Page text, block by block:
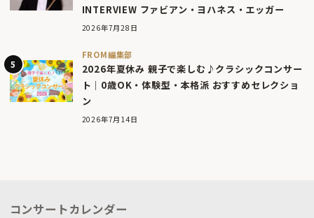
INTERVIEW ファビアン・ヨハネス・エッガー
2026年7月28日
FROM編集部
2026年夏休み 親子で楽しむ♪クラシックコンサー
ト｜0歳OK・体験型・本格派 おすすめセレクショ
ン
2026年7月14日
コンサートカレンダー